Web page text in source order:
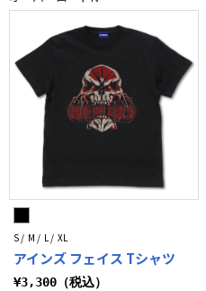
S / M / L / XL
アインズ フェイス Tシャツ
¥3,300（税込）